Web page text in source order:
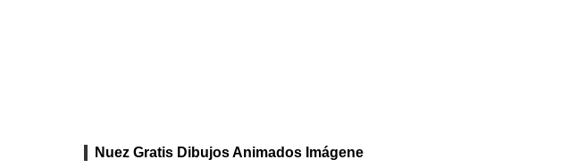
Nuez Gratis Dibujos Animados Imágene